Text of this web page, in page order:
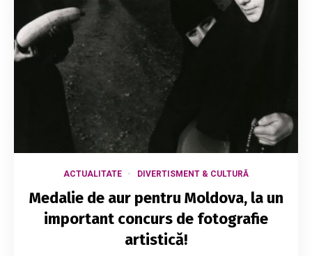
ACTUALITATE DIVERTISMENT & CULTURĂ
Medalie de aur pentru Moldova, la un
important concurs de fotografie
artistică!